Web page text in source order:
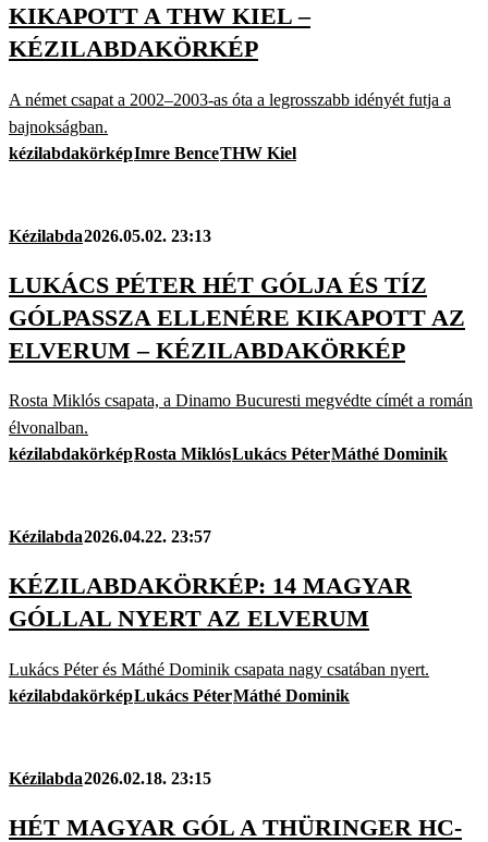
KIKAPOTT A THW KIEL –
KÉZILABDAKÖRKÉP
A német csapat a 2002–2003-as óta a legrosszabb idényét futja a
bajnokságban.
kézilabdakörképImre BenceTHW Kiel
Kézilabda2026.05.02. 23:13
LUKÁCS PÉTER HÉT GÓLJA ÉS TÍZ
GÓLPASSZA ELLENÉRE KIKAPOTT AZ
ELVERUM – KÉZILABDAKÖRKÉP
Rosta Miklós csapata, a Dinamo Bucuresti megvédte címét a román
élvonalban.
kézilabdakörképRosta MiklósLukács PéterMáthé Dominik
Kézilabda2026.04.22. 23:57
KÉZILABDAKÖRKÉP: 14 MAGYAR
GÓLLAL NYERT AZ ELVERUM
Lukács Péter és Máthé Dominik csapata nagy csatában nyert.
kézilabdakörképLukács PéterMáthé Dominik
Kézilabda2026.02.18. 23:15
HÉT MAGYAR GÓL A THÜRINGER HC-